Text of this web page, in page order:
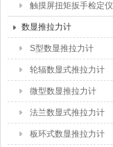
触摸屏扭矩扳手检定仪
数显推拉力计
S型数显推拉力计
轮辐数显式推拉力计
微型数显推拉力计
法兰数显式推拉力计
板环式数显推拉力计